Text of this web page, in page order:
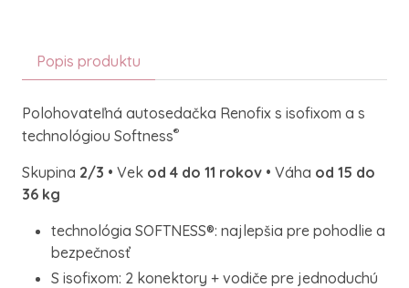
Popis produktu
Polohovateľná autosedačka Renofix s isofixom a s
technológiou Softness®
Skupina 2/3 • Vek od 4 do 11 rokov • Váha od 15 do
36 kg
technológia SOFTNESS®: najlepšia pre pohodlie a
bezpečnosť
S isofixom: 2 konektory + vodiče pre jednoduchú